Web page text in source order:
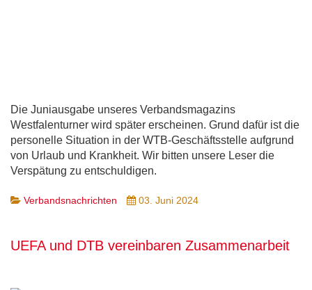
Die Juniausgabe unseres Verbandsmagazins
Westfalenturner wird später erscheinen. Grund dafür ist die
personelle Situation in der WTB-Geschäftsstelle aufgrund
von Urlaub und Krankheit. Wir bitten unsere Leser die
Verspätung zu entschuldigen.
Verbandsnachrichten 03. Juni 2024
UEFA und DTB vereinbaren Zusammenarbeit